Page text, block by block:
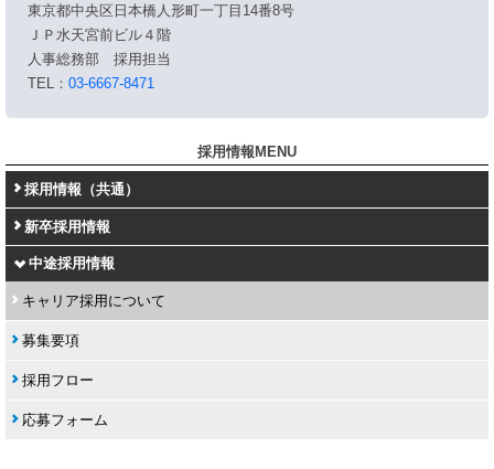
東京都中央区日本橋人形町一丁目14番8号
ＪＰ水天宮前ビル４階
人事総務部 採用担当
TEL： 03-6667-8471
採用情報MENU
採用情報（共通）
新卒採用情報
中途採用情報
キャリア採用について
募集要項
採用フロー
応募フォーム